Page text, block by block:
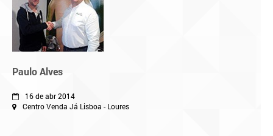
Paulo Alves
16 de abr 2014
Centro Venda Já Lisboa - Loures